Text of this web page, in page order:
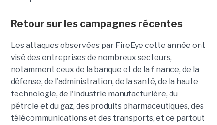
Retour sur les campagnes récentes
Les attaques observées par FireEye cette année ont
visé des entreprises de nombreux secteurs,
notamment ceux de la banque et de la finance, de la
défense, de l’administration, de la santé, de la haute
technologie, de l'industrie manufacturière, du
pétrole et du gaz, des produits pharmaceutiques, des
télécommunications et des transports, et ce partout